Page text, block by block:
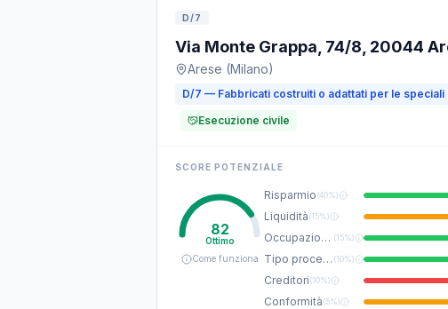
D/7
Via Monte Grappa, 74/8, 20044
Arese (Milano)
D/7 — Fabbricati costruiti o adattati per le
Esecuzione civile
SCORE POTENZIALE
82
Ottimo
Come funziona
Risparmio(40%)
Liquidità(15%)
Occupazione (15%)
Tipo procedura (10%)
Creditori(10%)
Conformità(5%)